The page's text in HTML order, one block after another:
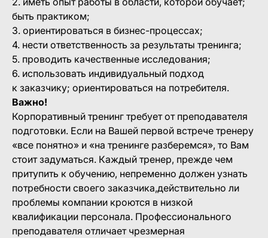
быть практиком;
3. ориентироваться в бизнес-процессах;
4. нести ответственность за результаты тренинга;
5. проводить качественные исследования;
6. использовать индивидуальный подход
к заказчику; ориентироваться на потребителя.
Важно!
Корпоративный тренинг требует от преподавателя
подготовки. Если на Вашей первой встрече тренеру
«все понятно» и «на тренинге разберемся», то Вам
стоит задуматься. Каждый тренер, прежде чем
притупить к обучению, непременно должен узнать
потребности своего заказчика,действительно ли
проблемы компании кроются в низкой
квалификации персонала. Профессионального
преподавателя отличает чрезмерная